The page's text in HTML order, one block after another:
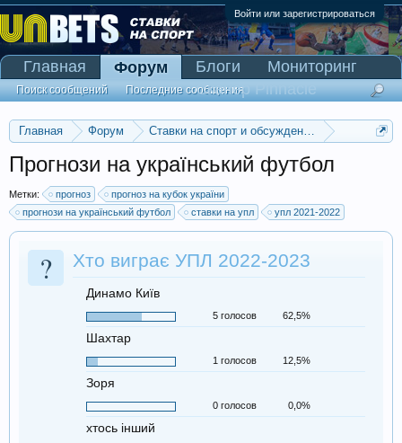
Войти или зарегистрироваться
Главная Форум
Ставки на спорт и обсуждение спортивных
Прогнози на український футбол
Метки: прогноз
прогноз на кубок україни
прогнози на український футбол
ставки на упл упл 2021-2022
? Хто виграє УПЛ 2022-2023
Динамо Київ
5 голосов 62,5%
Шахтар
1 голосов 12,5%
Зоря
0 голосов 0,0%
хтось інший
Главная Форум
Поиск сообщений Последние сообщения
Блоги
Мониторинг
Сканер Pinnacle